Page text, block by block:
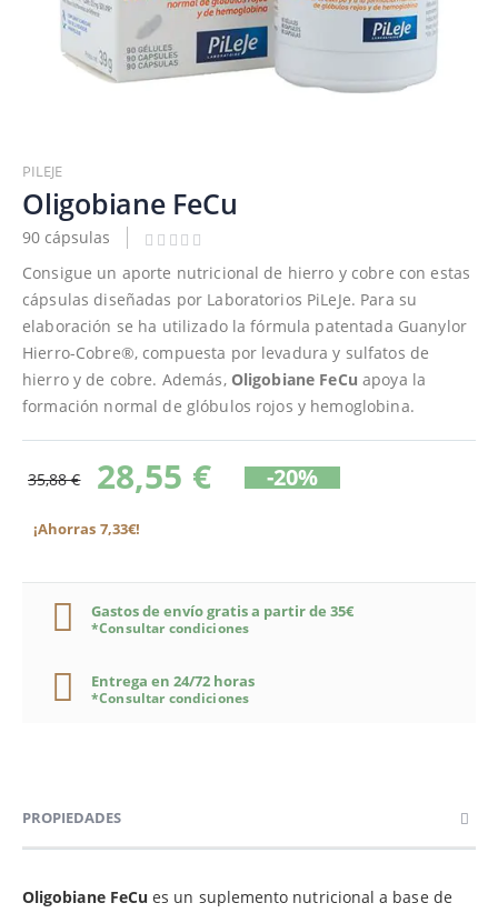
al
comienzo
de
la
galería
imágenes
PILEJE
Oligobiane FeCu
90 cápsulas
Consigue un aporte nutricional de hierro y cobre con estas
cápsulas diseñadas por Laboratorios PiLeJe. Para su
elaboración se ha utilizado la fórmula patentada Guanylor
Hierro-Cobre®, compuesta por levadura y sulfatos de
hierro y de cobre. Además, Oligobiane FeCu apoya la
formación normal de glóbulos rojos y hemoglobina.
35,88 € 28,55 € -20%
¡Ahorras 7,33€!
Gastos de envío gratis a partir de 35€
*Consultar condiciones
Entrega en 24/72 horas
*Consultar condiciones
PROPIEDADES
Oligobiane FeCues un suplemento nutricional a base de